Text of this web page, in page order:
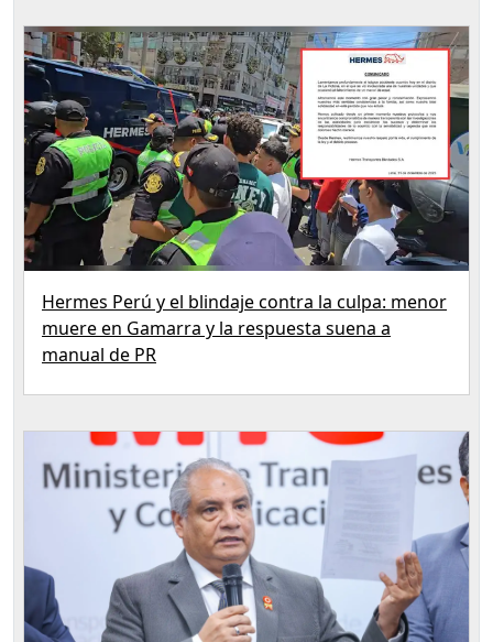
Hermes Perú y el blindaje contra la culpa: menor
muere en Gamarra y la respuesta suena a
manual de PR